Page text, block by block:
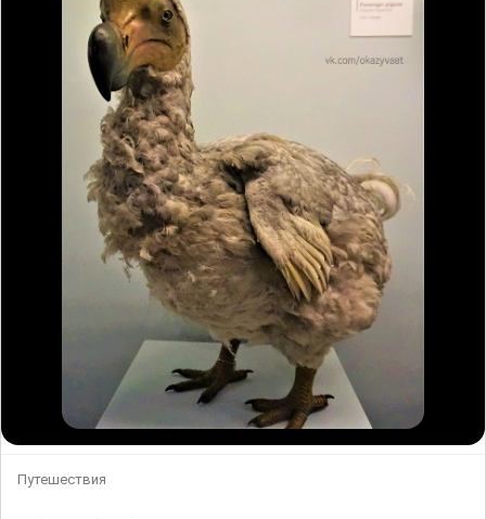
Путешествия